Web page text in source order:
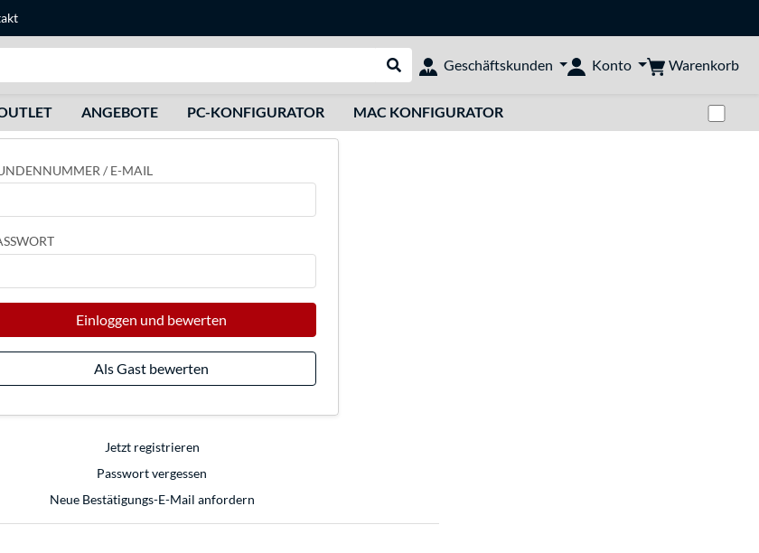
Suche durchführen
Geschäftskunden Konto Warenkorb
ANGEBOTE PC-KONFIGURATOR MAC KONFIGURATOR
/ E-MAIL
Einloggen und bewerten
Als Gast bewerten
Jetzt registrieren
Passwort vergessen
Neue Bestätigungs-E-Mail anfordern